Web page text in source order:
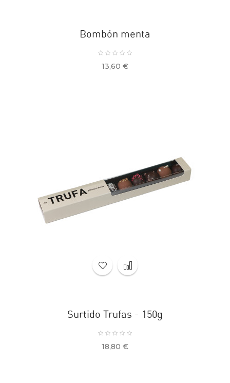
Bombón menta
Precio
13,60 €
Surtido Trufas - 150g
Precio
18,80 €